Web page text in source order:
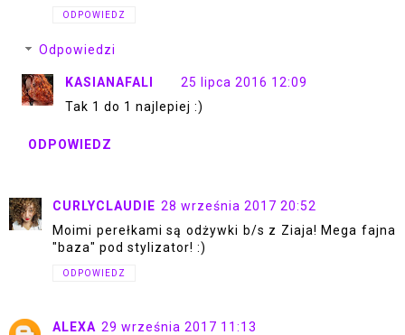
ODPOWIEDZ
Odpowiedzi
KASIANAFALI
25 lipca 2016 12:09
Tak 1 do 1 najlepiej :)
ODPOWIEDZ
CURLYCLAUDIE 28 września 2017 20:52
Moimi perełkami są odżywki b/s z Ziaja! Mega fajna
"baza" pod stylizator! :)
ODPOWIEDZ
ALEXA 29 września 2017 11:13